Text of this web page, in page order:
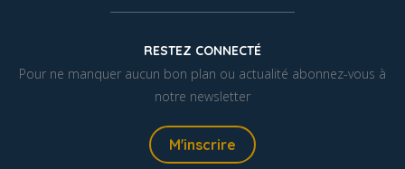
RESTEZ CONNECTÉ
Pour ne manquer aucun bon plan ou actualité abonnez-vous à
notre newsletter
M'inscrire